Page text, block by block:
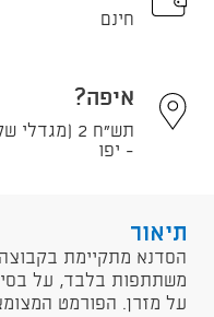
חינם
איפה?
- יפו
תיאור
משתתפות בלבד, על
על מזרן. הפורמט